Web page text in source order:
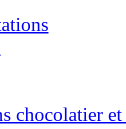
chocolatier